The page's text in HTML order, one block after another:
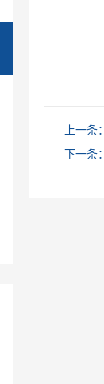
上一条：
下一条：